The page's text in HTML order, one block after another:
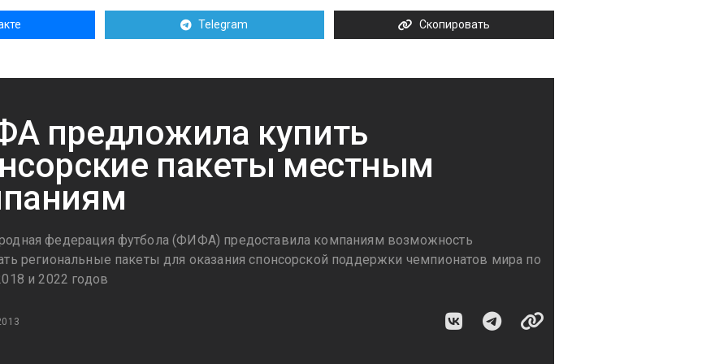
Telegram Скопировать
предложила купить
пакеты местным
федерация футбола (ФИФА) предоставила компаниям возможность
региональные пакеты для оказания спонсорской поддержки чемпионатов мира по
и 2022 годов